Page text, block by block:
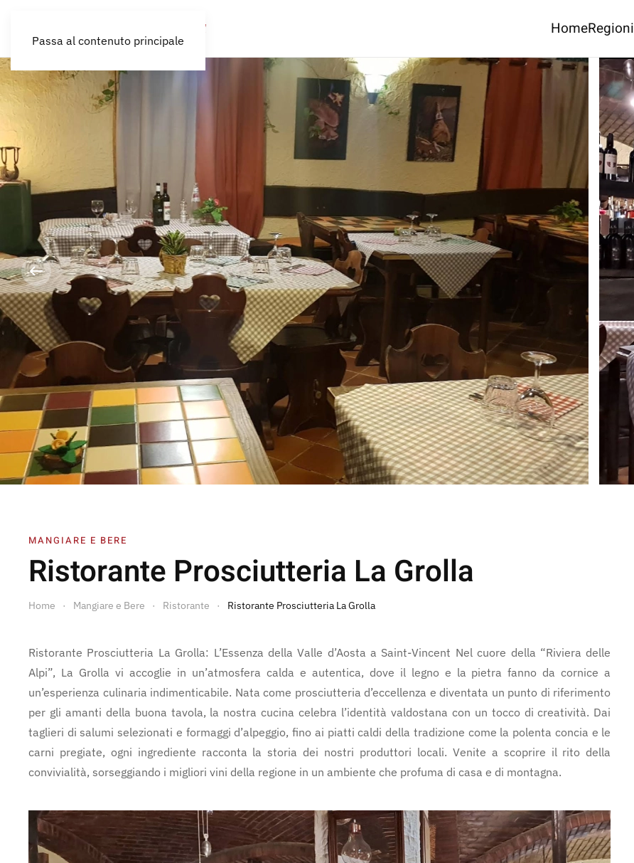
Passa al contenuto principale
HomeRegioni
MANGIARE E BERE
Ristorante Prosciutteria La Grolla
Home Mangiare e Bere Ristorante Ristorante Prosciutteria La Grolla
Ristorante Prosciutteria La Grolla: L’Essenza della Valle d’Aosta a Saint-Vincent Nel cuore della “Riviera delle
Alpi”, La Grolla vi accoglie in un’atmosfera calda e autentica, dove il legno e la pietra fanno da cornice a
un’esperienza culinaria indimenticabile. Nata come prosciutteria d’eccellenza e diventata un punto di riferimento
per gli amanti della buona tavola, la nostra cucina celebra l’identità valdostana con un tocco di creatività. Dai
taglieri di salumi selezionati e formaggi d’alpeggio, fino ai piatti caldi della tradizione come la polenta concia e le
carni pregiate, ogni ingrediente racconta la storia dei nostri produttori locali. Venite a scoprire il rito della
convivialità, sorseggiando i migliori vini della regione in un ambiente che profuma di casa e di montagna.